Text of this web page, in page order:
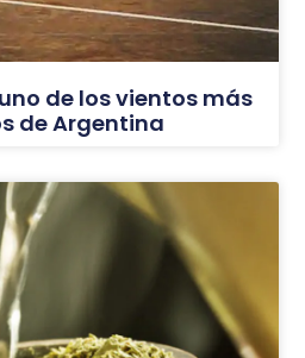
de los vientos más
de Argentina